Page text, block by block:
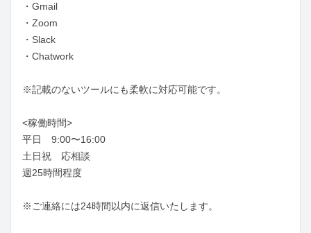
・Gmail
・Zoom
・Slack
・Chatwork
※記載のないツールにも柔軟に対応可能です。
<稼働時間>
平日　9:00〜16:00
土日祝　応相談
週25時間程度
※ご連絡には24時間以内に返信いたします。